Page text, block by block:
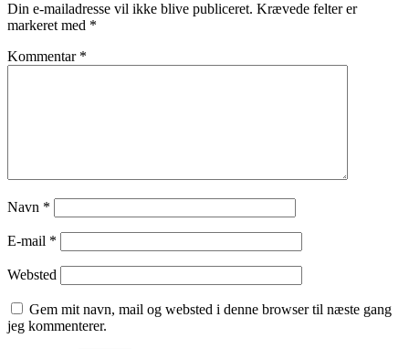
Din e-mailadresse vil ikke blive publiceret. Krævede felter er
markeret med *
Kommentar *
Navn *
E-mail *
Websted
Gem mit navn, mail og websted i denne browser til næste gang
jeg kommenterer.